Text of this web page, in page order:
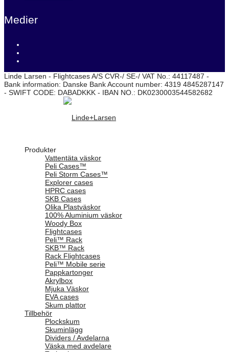
Medier
Linde Larsen - Flightcases A/S CVR-/ SE-/ VAT No.: 44117487 -
Bank information: Danske Bank Account number: 4319 4845287147
- SWIFT CODE: DABADKKK - IBAN NO.: DK0230003544582682
Produkter
Vattentäta väskor
Peli Cases™
Peli Storm Cases™
Explorer cases
HPRC cases
SKB Cases
Olika Plastväskor
100% Aluminium väskor
Woody Box
Flightcases
Peli™ Rack
SKB™ Rack
Rack Flightcases
Peli™ Mobile serie
Pappkartonger
Akrylbox
Mjuka Väskor
EVA cases
Skum plattor
Tillbehör
Plockskum
Skuminlägg
Dividers / Avdelarna
Väska med avdelare